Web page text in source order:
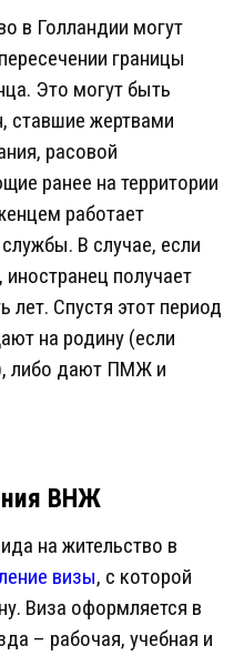
в Голландии могут
границы
Это могут быть
ставшие жертвами
расовой
ранее на территории
работает
В случае, если
получает
Спустя этот период
на родину (если
либо дают ПМЖ и
ВНЖ
на жительство в
визы, с которой
Виза оформляется в
– рабочая, учебная и